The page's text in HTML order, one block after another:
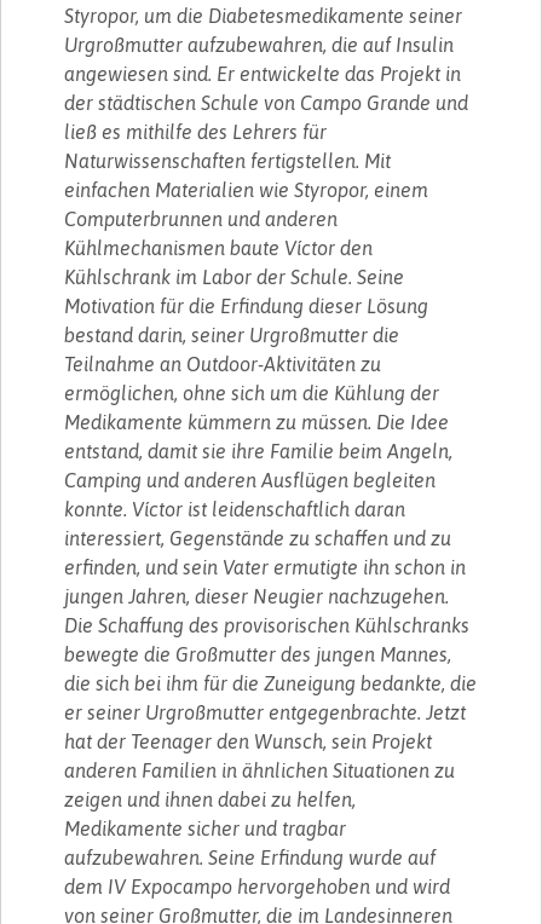
Styropor, um die Diabetesmedikamente seiner
Urgroßmutter aufzubewahren, die auf Insulin
angewiesen sind. Er entwickelte das Projekt in
der städtischen Schule von Campo Grande und
ließ es mithilfe des Lehrers für
Naturwissenschaften fertigstellen. Mit
einfachen Materialien wie Styropor, einem
Computerbrunnen und anderen
Kühlmechanismen baute Víctor den
Kühlschrank im Labor der Schule. Seine
Motivation für die Erfindung dieser Lösung
bestand darin, seiner Urgroßmutter die
Teilnahme an Outdoor-Aktivitäten zu
ermöglichen, ohne sich um die Kühlung der
Medikamente kümmern zu müssen. Die Idee
entstand, damit sie ihre Familie beim Angeln,
Camping und anderen Ausflügen begleiten
konnte. Víctor ist leidenschaftlich daran
interessiert, Gegenstände zu schaffen und zu
erfinden, und sein Vater ermutigte ihn schon in
jungen Jahren, dieser Neugier nachzugehen.
Die Schaffung des provisorischen Kühlschranks
bewegte die Großmutter des jungen Mannes,
die sich bei ihm für die Zuneigung bedankte, die
er seiner Urgroßmutter entgegenbrachte. Jetzt
hat der Teenager den Wunsch, sein Projekt
anderen Familien in ähnlichen Situationen zu
zeigen und ihnen dabei zu helfen,
Medikamente sicher und tragbar
aufzubewahren. Seine Erfindung wurde auf
dem IV Expocampo hervorgehoben und wird
von seiner Großmutter, die im Landesinneren